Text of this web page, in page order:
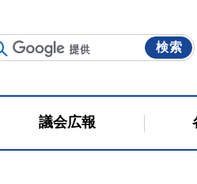
議会広報